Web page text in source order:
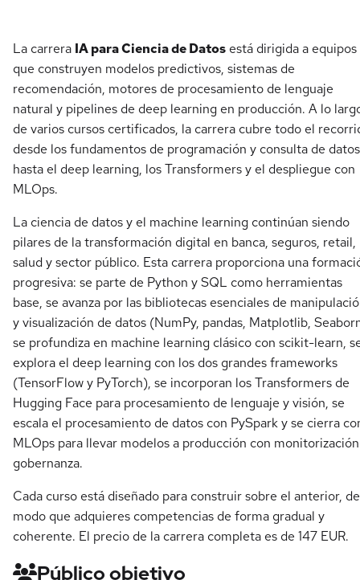
La carrera IA para Ciencia de Datos está dirigida a equipos
que construyen modelos predictivos, sistemas de
recomendación, motores de procesamiento de lenguaje
natural y pipelines de deep learning en producción. A lo
de varios cursos certificados, la carrera cubre todo el
desde los fundamentos de programación y consulta de datos
hasta el deep learning, los Transformers y el despliegue con
MLOps.
La ciencia de datos y el machine learning continúan siendo
pilares de la transformación digital en banca, seguros, retail,
salud y sector público. Esta carrera proporciona una
progresiva: se parte de Python y SQL como herramientas
base, se avanza por las bibliotecas esenciales de
y visualización de datos (NumPy, pandas, Matplotlib,
se profundiza en machine learning clásico con scikit-learn,
explora el deep learning con los dos grandes frameworks
(TensorFlow y PyTorch), se incorporan los Transformers de
Hugging Face para procesamiento de lenguaje y visión, se
escala el procesamiento de datos con PySpark y se cierra
MLOps para llevar modelos a producción con
gobernanza.
Cada curso está diseñado para construir sobre el anterior, de
modo que adquieres competencias de forma gradual y
coherente. El precio de la carrera completa es de 147 EUR.
Público objetivo